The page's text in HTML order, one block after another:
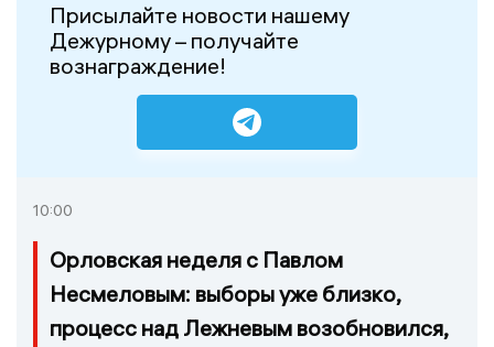
Присылайте новости нашему
Дежурному – получайте
вознаграждение!
10:00
Орловская неделя с Павлом
Несмеловым: выборы уже близко,
процесс над Лежневым возобновился,